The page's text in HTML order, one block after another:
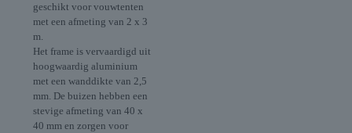
geschikt voor vouwtenten
met een afmeting van 2 x 3
m.
Het frame is vervaardigd uit
hoogwaardig aluminium
met een wanddikte van 2,5
mm. De buizen hebben een
stevige afmeting van 40 x
40 mm en zorgen voor